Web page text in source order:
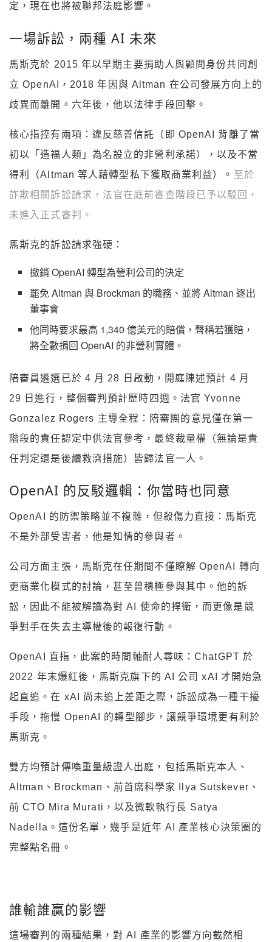
定，現在也將被聯邦法庭影響。
一場訴訟，兩種 AI 未來
馬斯克於 2015 年以早期主要捐助人與顧問身份共同創
立 OpenAI，2018 年因與 Altman 在公司發展方向上的
歧異而離開。六年後，他以法律手段回擊。
核心指控有兩項：違反慈善信託（即 OpenAI 背離了當
初以「造福人類」為名設立的非營利承諾），以及不當
得利（Altman 等人藉轉型私下獲取商業利益）。 至於
詐欺相關訴訟請求，法官在庭前審查階段已予以駁回，
未進入正式審判。
馬斯克的訴訟請求強硬：
撤銷 OpenAI 轉型為營利公司的決定
罷免 Altman 與 Brockman 的職務、並將 Altman 逐出
董事會
他同時要求最高 1,340 億美元的賠償，聲稱若獲賠，
將全數捐回 OpenAI 的非營利實體。
陪審員遴選已於 4 月 28 日啟動，開庭陳述預計 4 月
29 日進行，整個審判預計歷時四週。法官 Yvonne
Gonzalez Rogers 主導全程：陪審團的意見僅在第一
階段的責任認定中供法官參考，最終裁量權（無論是責
任判定還是後續救濟措施）皆歸法官一人。
OpenAI 的反駁邏輯：你當時也同意
OpenAI 的防禦策略並不複雜，但殺傷力直接：馬斯克
不是外部受害者，他是知情的參與者。
公司方面主張，馬斯克在任期間不僅瞭解 OpenAI 轉向
更商業化模式的討論，甚至曾積極參與其中。他的訴
訟，因此不能被解讀為對 AI 使命的捍衛，而更像是競
爭對手在失去主導權後的報復行動。
OpenAI 直指，此案的時間軸耐人尋味：ChatGPT 於
2022 年末爆紅後，馬斯克旗下的 AI 公司 xAI 才開始急
起直追。在 xAI 尚未追上差距之際，訴訟成為一種干擾
手段，拖慢 OpenAI 的轉型腳步，讓競爭環境更有利於
馬斯克。
雙方均預計傳喚重量級證人出庭，包括馬斯克本人、
Altman、Brockman、前首席科學家 Ilya Sutskever、
前 CTO Mira Murati，以及微軟執行長 Satya
Nadella。這份名單，幾乎是近年 AI 產業核心決策圈的
完整點名冊。
誰輸誰贏的影響
這場審判的兩種結果，對 AI 產業的影響方向截然相